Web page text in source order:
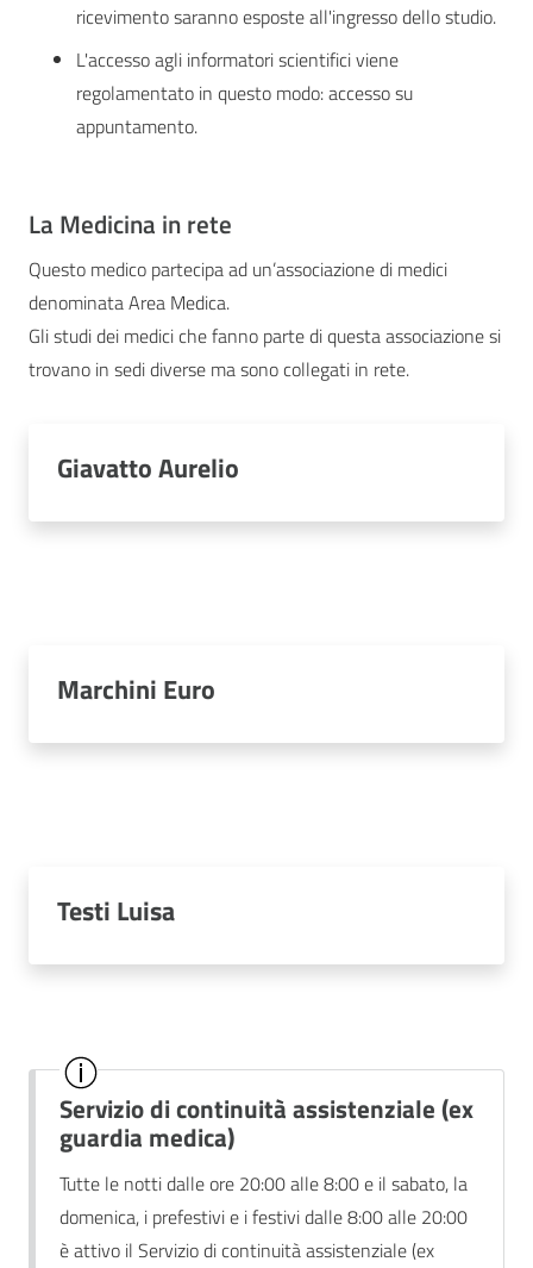
ricevimento saranno esposte all'ingresso dello studio.
L'accesso agli informatori scientifici viene
regolamentato in questo modo: accesso su
appuntamento.
La Medicina in rete
Questo medico partecipa ad un’associazione di medici
denominata Area Medica.
Gli studi dei medici che fanno parte di questa associazione si
trovano in sedi diverse ma sono collegati in rete.
Giavatto Aurelio
Marchini Euro
Testi Luisa
Servizio di continuità assistenziale (ex
guardia medica)
Tutte le notti dalle ore 20:00 alle 8:00 e il sabato, la
domenica, i prefestivi e i festivi dalle 8:00 alle 20:00
è attivo il Servizio di continuità assistenziale (ex